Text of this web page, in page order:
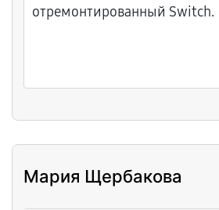
отремонтированный Switch.
Мария Щербакова